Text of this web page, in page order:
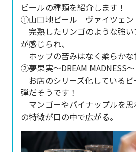
ビールの種類を紹介します！
①山口地ビール ヴァイツェン
完熟したリンゴのような強
が感じられ、
ホップの苦みはなく柔らかな
②夢果実～DREAM MADNESS～
お店のシリーズ化している
弾だそうです！
マンゴーやパイナップルを
の特徴が口の中で広がる。